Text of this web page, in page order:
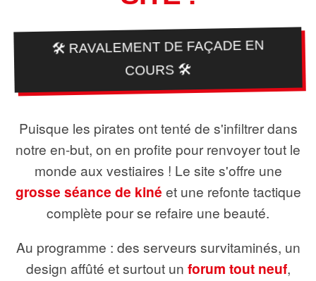
🛠️ RAVALEMENT DE FAÇADE EN
COURS 🛠️
Puisque les pirates ont tenté de s'infiltrer dans
notre en-but, on en profite pour renvoyer tout le
monde aux vestiaires ! Le site s'offre une
grosse séance de kiné et une refonte tactique
complète pour se refaire une beauté.
Au programme : des serveurs survitaminés, un
design affûté et surtout un forum tout neuf,